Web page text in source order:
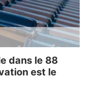
dans le 88
est le